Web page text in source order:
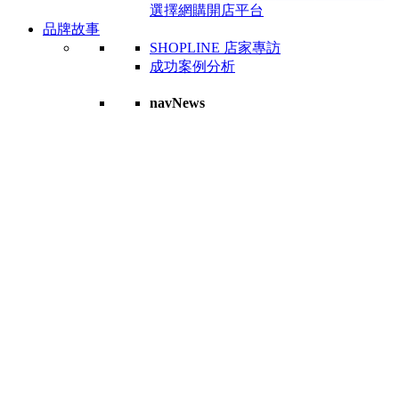
選擇網購開店平台
品牌故事
SHOPLINE 店家專訪
成功案例分析
navNews